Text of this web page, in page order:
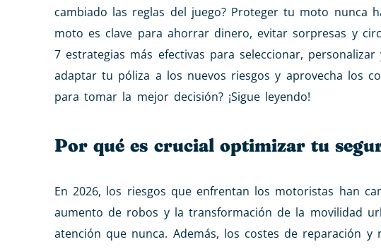
cambiado las reglas del juego? Proteger tu moto
moto es clave para ahorrar dinero, evitar sorpresas y
7 estrategias más efectivas para seleccionar,
adaptar tu póliza a los nuevos riesgos y aprovecha los
para tomar la mejor decisión? ¡Sigue leyendo!
Por qué es crucial optimizar tu
En 2026, los riesgos que enfrentan los motoristas han
aumento de robos y la transformación de la movilidad
atención que nunca. Además, los costes de reparación